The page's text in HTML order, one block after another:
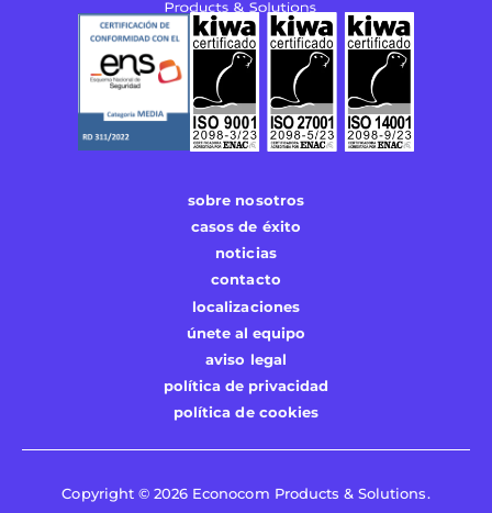
sobre nosotros
casos de éxito
noticias
contacto
localizaciones
únete al equipo
aviso legal
política de privacidad
política de cookies
Copyright © 2026 Econocom Products & Solutions.